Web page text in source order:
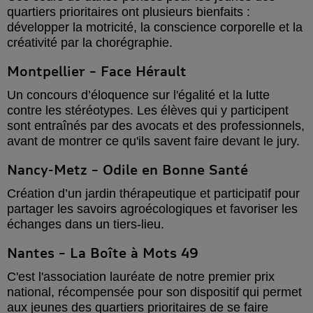
quartiers prioritaires ont plusieurs bienfaits :
développer la motricité, la conscience corporelle et la
créativité par la chorégraphie.
Montpellier – Face Hérault
Un concours d’éloquence sur l'égalité et la lutte
contre les stéréotypes. Les élèves qui y participent
sont entraînés par des avocats et des professionnels,
avant de montrer ce qu'ils savent faire devant le jury.
Nancy-Metz – Odile en Bonne Santé
Création d’un jardin thérapeutique et participatif pour
partager les savoirs agroécologiques et favoriser les
échanges dans un tiers-lieu.
Nantes – La Boîte à Mots 49
C'est l'association lauréate de notre premier prix
national, récompensée pour son dispositif qui permet
aux jeunes des quartiers prioritaires de se faire